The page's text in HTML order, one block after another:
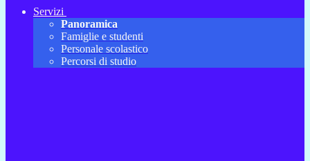
Servizi
Panoramica
Famiglie e studenti
Personale scolastico
Percorsi di studio